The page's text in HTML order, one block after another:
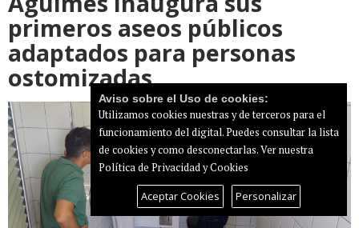
primeros aseos públicos
adaptados para personas
ostomizadas
Aviso sobre el Uso de cookies:
Utilizamos cookies nuestras y de terceros para el
funcionamiento del digital. Puedes consultar la lista
de cookies y como desconectarlas.Ver nuestra
Política de Privacidad y Cookies
Aceptar Cookies Personalizar